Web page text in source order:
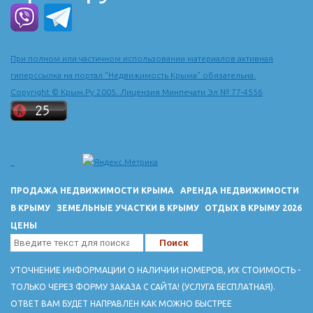
Здесь есть все необходимое для того, чтобы провести время
с удовольствием и насладиться красотами Крыма.
При полном или частичном использовании материалов активная
гиперссылка на портал "Недвижимость Крыма" обязательна.
Copyright © Крым.Ру 2005. Лицензия Минпечати Эл № 77-4556
ПРОДАЖА НЕДВИЖИМОСТИ КРЫМА
АРЕНДА НЕДВИЖИМОСТИ
В КРЫМУ
ЗЕМЕЛЬНЫЕ УЧАСТКИ В КРЫМУ
ОТДЫХ В КРЫМУ 2026
ЦЕНЫ
УТОЧНЕНИЕ ИНФОРМАЦИИ О НАЛИЧИИ НОМЕРОВ, ИХ СТОИМОСТЬ -
ТОЛЬКО ЧЕРЕЗ ФОРМУ ЗАКАЗА С САЙТА! (УСЛУГА БЕСПЛАТНАЯ).
ОТВЕТ ВАМ БУДЕТ НАПРАВЛЕН КАК МОЖНО БЫСТРЕЕ